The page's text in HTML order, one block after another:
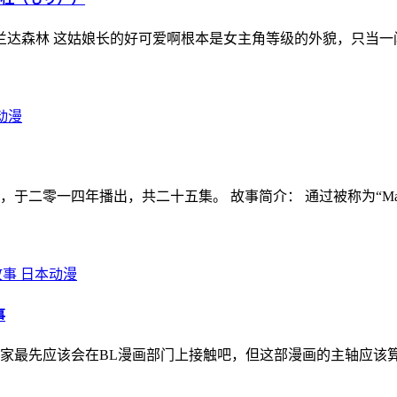
森林 这姑娘长的好可爱啊根本是女主角等级的外貌，只当
漫
于二零一四年播出，共二十五集。 故事简介： 通过被称为
日本动漫
最先应该会在BL漫画部门上接触吧，但这部漫画的主轴应